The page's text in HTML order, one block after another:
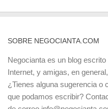
SOBRE NEGOCIANTA.COM
Negocianta es un blog
Internet, y amigas, en
¿Tienes alguna sugerencia o
que podamos escribir?